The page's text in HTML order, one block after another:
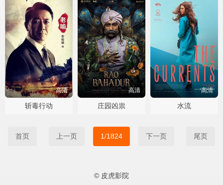
高清
斩毒行动
高清
庄园凶祟
高清
水流
首页 上一页 1/1824 下一页 尾页
© 皮虎影院